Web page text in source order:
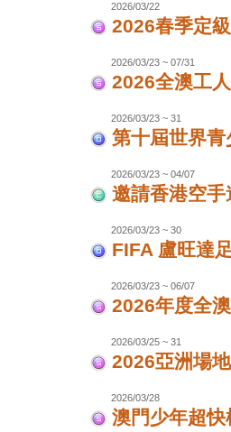
2026/03/22
2026春季定
2026/03/23 ~ 07/31
2026全澳工
2026/03/23 ~ 31
第十屆世界
2026/03/23 ~ 04/07
邀請香港空
2026/03/23 ~ 30
FIFA 盧旺達
2026/03/23 ~ 06/07
2026年度全
2026/03/25 ~ 31
2026亞洲場
2026/03/28
澳門少年超快